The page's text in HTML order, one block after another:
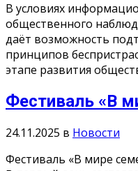
В условиях
общественного
даёт возможность
принципов
этапе развития
Фестиваль «В
24.11.2025 в Новости
Фестиваль «В мире